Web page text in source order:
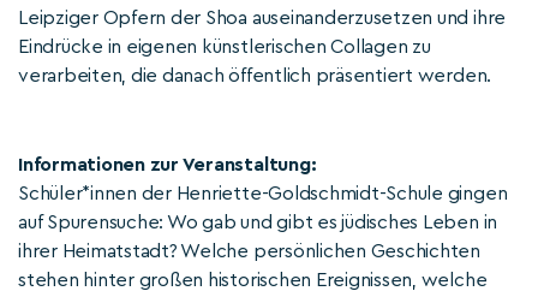
Leipziger Opfern der Shoa auseinanderzusetzen und ihre
Eindrücke in eigenen künstlerischen Collagen zu
verarbeiten, die danach öffentlich präsentiert werden.
Informationen zur Veranstaltung:
Schüler*innen der Henriette-Goldschmidt-Schule gingen
auf Spurensuche: Wo gab und gibt es jüdisches Leben in
ihrer Heimatstadt? Welche persönlichen Geschichten
stehen hinter großen historischen Ereignissen, welche